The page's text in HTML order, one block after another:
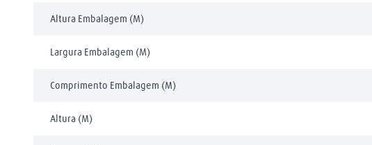
Altura Embalagem (M)
Largura Embalagem (M)
Comprimento Embalagem (M)
Altura (M)